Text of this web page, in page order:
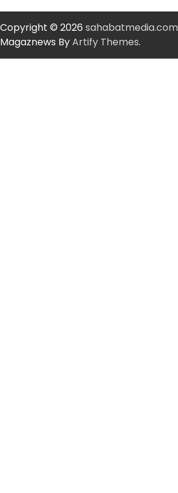
Copyright © 2026 sahabatmedia.com
Magaznews ByArtify Themes.